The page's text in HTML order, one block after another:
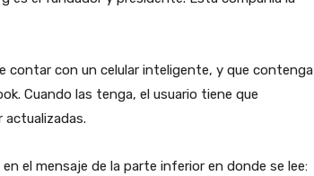
contar con un celular inteligente, y que contenga
Cuando las tenga, el usuario tiene que
actualizadas.
el mensaje de la parte inferior en donde se lee: